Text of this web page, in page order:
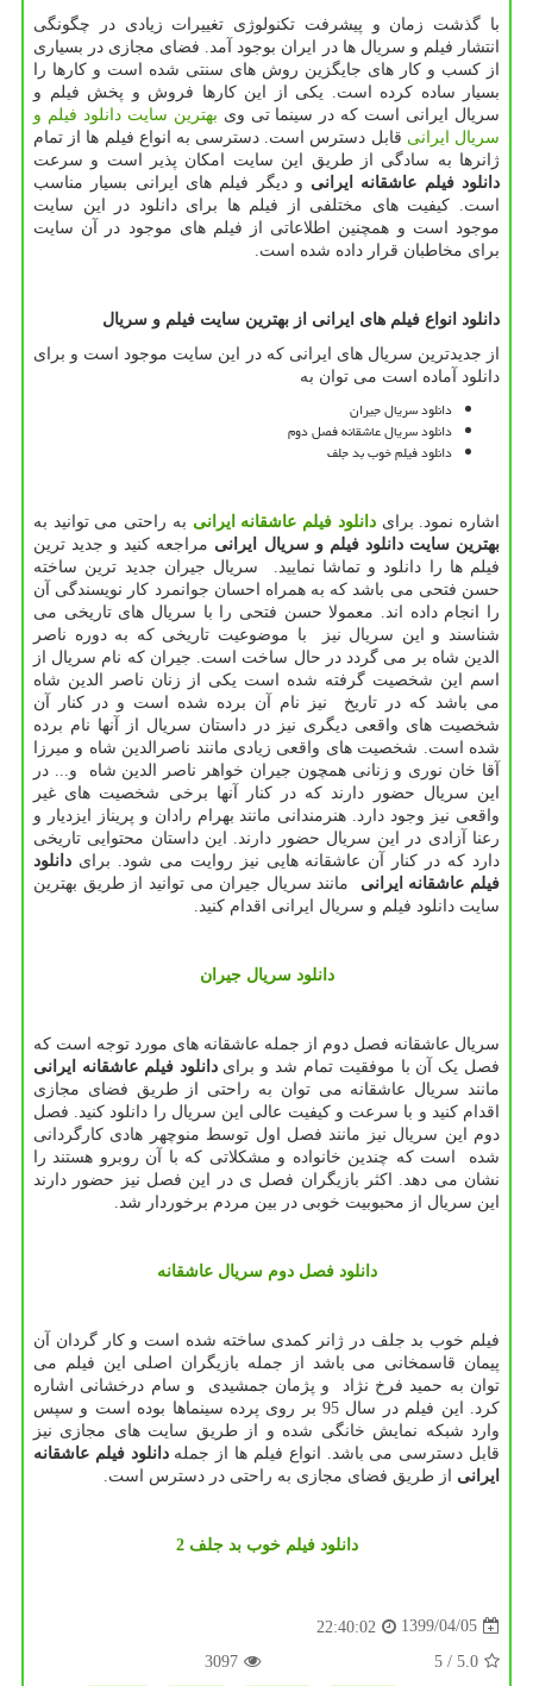
با گذشت زمان و پیشرفت تکنولوژی تغییرات زیادی در چگونگی
انتشار فیلم و سریال ها در ایران بوجود آمد. فضای مجازی در بسیاری
از کسب و کار های جایگزین روش های سنتی شده است و کارها را
بسیار ساده کرده است. یکی از این کارها فروش و پخش فیلم و
سریال ایرانی است که در سینما تی وی بهترین سایت دانلود فیلم و
سریال ایرانی قابل دسترس است. دسترسی به انواع فیلم ها از تمام
ژانرها به سادگی از طریق این سایت امکان پذیر است و سرعت
دانلود فیلم عاشقانه ایرانی و دیگر فیلم های ایرانی بسیار مناسب
است. کیفیت های مختلفی از فیلم ها برای دانلود در این سایت
موجود است و همچنین اطلاعاتی از فیلم های موجود در آن سایت
برای مخاطبان قرار داده شده است.
دانلود انواع فیلم های ایرانی از بهترین سایت فیلم و سریال
از جدیدترین سریال های ایرانی که در این سایت موجود است و برای
دانلود آماده است می توان به
دانلود سریال جیران
دانلود سریال عاشقانه فصل دوم
دانلود فیلم خوب بد جلف
اشاره نمود. برایدانلود فیلم عاشقانه ایرانی به راحتی می توانید به
بهترین سایت دانلود فیلم و سریال ایرانی مراجعه کنید و جدید ترین
فیلم ها را دانلود و تماشا نمایید. سریال جیران جدید ترین ساخته
حسن فتحی می باشد که به همراه احسان جوانمرد کار نویسندگی آن
را انجام داده اند. معمولا حسن فتحی را با سریال های تاریخی می
شناسند و این سریال نیز با موضوعیت تاریخی که به دوره ناصر
الدین شاه بر می گردد در حال ساخت است. جیران که نام سریال از
اسم این شخصیت گرفته شده است یکی از زنان ناصر الدین شاه
می باشد که در تاریخ نیز نام آن برده شده است و در کنار آن
شخصیت های واقعی دیگری نیز در داستان سریال از آنها نام برده
شده است. شخصیت های واقعی زیادی مانند ناصرالدین شاه و میرزا
آقا خان نوری و زنانی همچون جیران خواهر ناصر الدین شاه و... در
این سریال حضور دارند که در کنار آنها برخی شخصیت های غیر
واقعی نیز وجود دارد. هنرمندانی مانند بهرام رادان و پریناز ایزدیار و
رعنا آزادی در این سریال حضور دارند. این داستان محتوایی تاریخی
دارد که در کنار آن عاشقانه هایی نیز روایت می شود. برای دانلود
فیلم عاشقانه ایرانی مانند سریال جیران می توانید از طریق بهترین
سایت دانلود فیلم و سریال ایرانی اقدام کنید.
دانلود سریال جیران
سریال عاشقانه فصل دوم از جمله عاشقانه های مورد توجه است که
فصل یک آن با موفقیت تمام شد و برایدانلود فیلم عاشقانه ایرانی
مانند سریال عاشقانه می توان به راحتی از طریق فضای مجازی
اقدام کنید و با سرعت و کیفیت عالی این سریال را دانلود کنید. فصل
دوم این سریال نیز مانند فصل اول توسط منوچهر هادی کارگردانی
شده است که چندین خانواده و مشکلاتی که با آن روبرو هستند را
نشان می دهد. اکثر بازیگران فصل ی در این فصل نیز حضور دارند
این سریال از محبوبیت خوبی در بین مردم برخوردار شد.
دانلود فصل دوم سریال عاشقانه
فیلم خوب بد جلف در ژانر کمدی ساخته شده است و کار گردان آن
پیمان قاسمخانی می باشد از جمله بازیگران اصلی این فیلم می
توان به حمید فرخ نژاد و پژمان جمشیدی و سام درخشانی اشاره
کرد. این فیلم در سال 95 بر روی پرده سینماها بوده است و سپس
وارد شبکه نمایش خانگی شده و از طریق سایت های مجازی نیز
قابل دسترسی می باشد. انواع فیلم ها از جملهدانلود فیلم عاشقانه
ایرانی از طریق فضای مجازی به راحتی در دسترس است.
دانلود فیلم خوب بد جلف 2
1399/04/05
22:40:02
5.0
/ 5
3097